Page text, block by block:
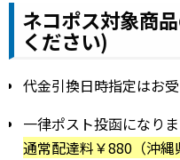
ネコポス対象商
ください)
代金引換日時指定はお受
一律ポスト投函になりま
通常配達料￥880（沖